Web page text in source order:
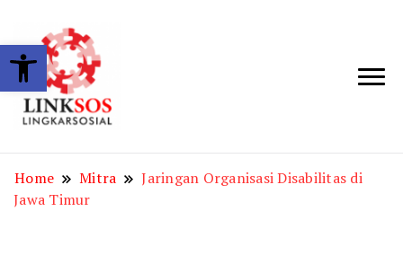
Home Mitra
Jaringan Organisasi Disabilitas di
Jawa Timur
Open toolbar